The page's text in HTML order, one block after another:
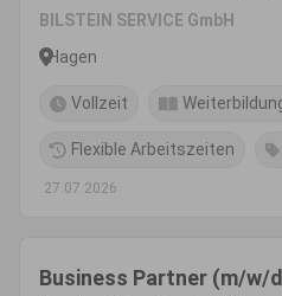
BILSTEIN SERVICE GmbH
Hagen
Vollzeit
Flexible Arbeitszeiten
27.07.2026
Business Partner (m/w/